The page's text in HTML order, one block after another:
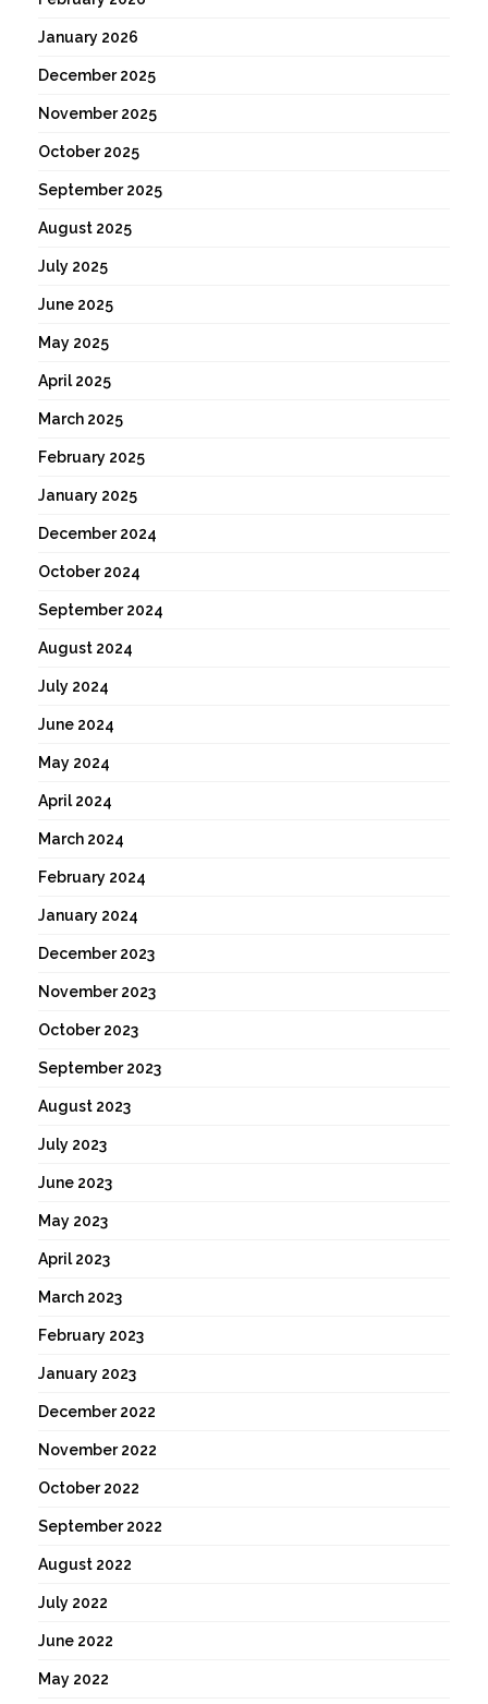
January 2026
December 2025
November 2025
October 2025
September 2025
August 2025
July 2025
June 2025
May 2025
April 2025
March 2025
February 2025
January 2025
December 2024
October 2024
September 2024
August 2024
July 2024
June 2024
May 2024
April 2024
March 2024
February 2024
January 2024
December 2023
November 2023
October 2023
September 2023
August 2023
July 2023
June 2023
May 2023
April 2023
March 2023
February 2023
January 2023
December 2022
November 2022
October 2022
September 2022
August 2022
July 2022
June 2022
May 2022